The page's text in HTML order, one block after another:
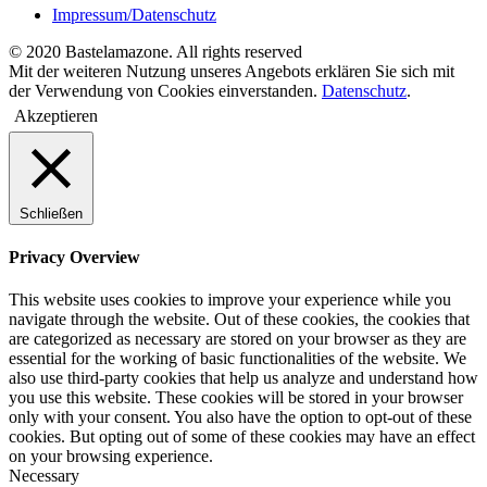
Impressum/Datenschutz
© 2020 Bastelamazone. All rights reserved
Mit der weiteren Nutzung unseres Angebots erklären Sie sich mit
der Verwendung von Cookies einverstanden. Datenschutz.
Akzeptieren
Schließen
Privacy Overview
This website uses cookies to improve your experience while you
navigate through the website. Out of these cookies, the cookies that
are categorized as necessary are stored on your browser as they are
essential for the working of basic functionalities of the website. We
also use third-party cookies that help us analyze and understand how
you use this website. These cookies will be stored in your browser
only with your consent. You also have the option to opt-out of these
cookies. But opting out of some of these cookies may have an effect
on your browsing experience.
Necessary